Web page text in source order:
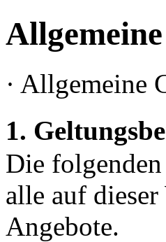
· Allgemeine
1.
Die
alle auf
Angebote.